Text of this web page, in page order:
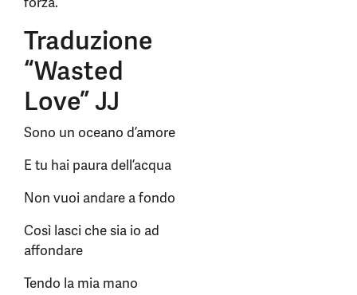
Traduzione
“Wasted
Love” JJ
Sono un oceano d’amore
E tu hai paura dell’acqua
Non vuoi andare a fondo
Così lasci che sia io ad
affondare
Tendo la mia mano